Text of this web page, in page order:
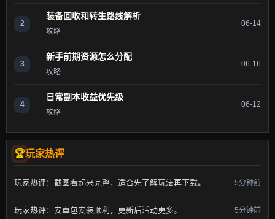
2
装备回收和转生路线解析
攻略
06-14
3
新手前期资源怎么分配
攻略
06-16
4
日常副本收益优先级
攻略
06-12
玩家热评
玩家热评：截图看起来完整，适合先了解玩法再下载。 5分钟前
玩家热评：安卓包安装顺利，更新后活动更多。 5分钟前